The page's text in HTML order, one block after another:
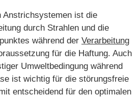
Anstrichsystemen ist die
durch Strahlen und die
während der Verarbeitung
für die Haftung. Auch
Umweltbedingung während
ist wichtig für die störungsfreie
entscheidend für den optimalen